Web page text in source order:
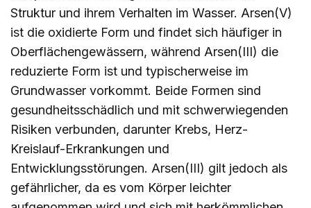
Struktur und ihrem Verhalten im Wasser. Arsen(V)
ist die oxidierte Form und findet sich häufiger in
Oberflächengewässern, während Arsen(III) die
reduzierte Form ist und typischerweise im
Grundwasser vorkommt. Beide Formen sind
gesundheitsschädlich und mit schwerwiegenden
Risiken verbunden, darunter Krebs, Herz-
Kreislauf-Erkrankungen und
Entwicklungsstörungen. Arsen(III) gilt jedoch als
gefährlicher, da es vom Körper leichter